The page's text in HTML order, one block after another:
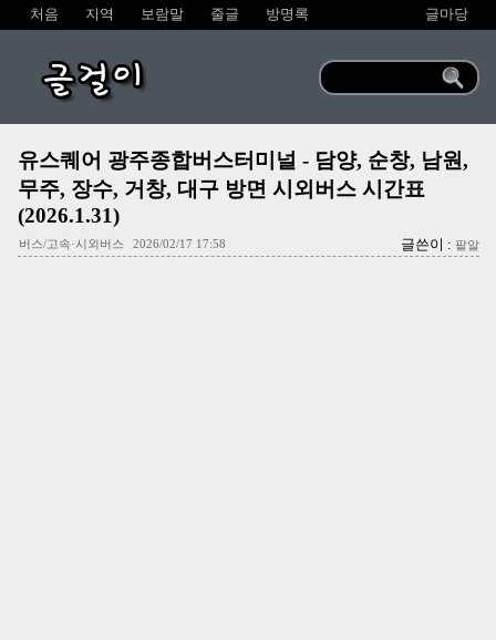
처음 지역 보람말 줄글 방명록 글마당
글걸이
유스퀘어 광주종합버스터미널 - 담양, 순창, 남원,
무주, 장수, 거창, 대구 방면 시외버스 시간표
(2026.1.31)
버스/고속·시외버스 2026/02/17 17:58 글쓴이 : 팥알